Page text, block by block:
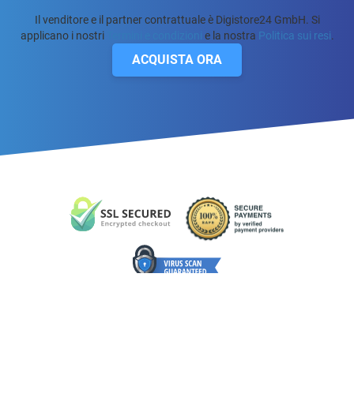
Il venditore e il partner contrattuale è Digistore24 GmbH. Si
applicano i nostri
e la nostra Politica sui resi.
ACQUISTA ORA